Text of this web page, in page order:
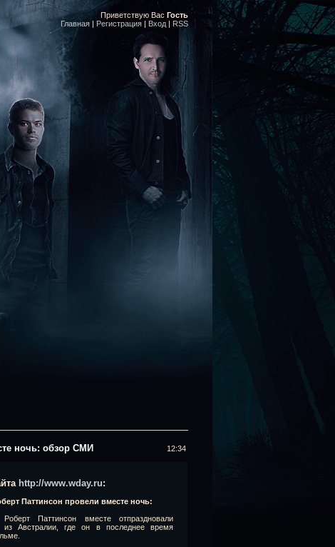
Приветствую Вас Гость
Главная | Регистрация | Вход | RSS
ночь: обзор СМИ 12:34
http://www.wday.ru:
Паттинсон провели вместе ночь:
Паттинсон вместе отпраздновали
из Австралии, где он в последнее время